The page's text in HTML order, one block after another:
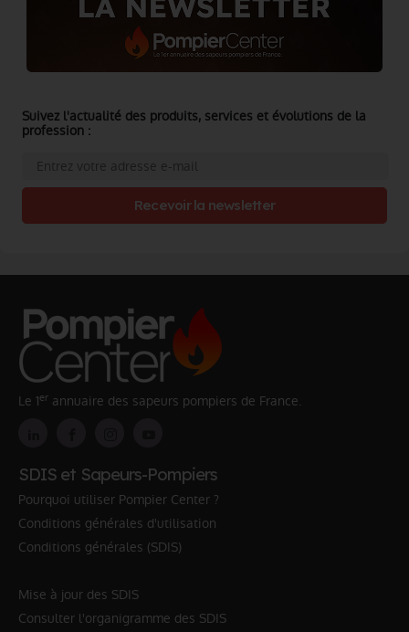
Suivez l'actualité des produits, services et évolutions de la
profession :
Recevoir la newsletter
Le 1er annuaire des sapeurs pompiers de France.
SDIS et Sapeurs-Pompiers
Pourquoi utiliser Pompier Center ?
Conditions générales d'utilisation
Conditions générales (SDIS)
Mise à jour des SDIS
Consulter l'organigramme des SDIS